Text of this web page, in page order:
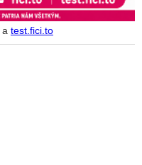
a test.fici.to